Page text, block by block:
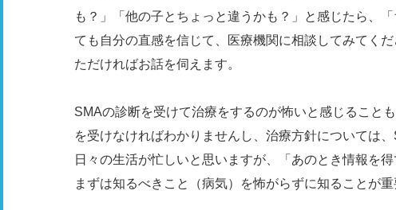
も？」「他の子とちょっと違うかも？」と感じたら、
ても自分の直感を信じて、医療機関に相談してみてく
ただければお話を伺えます。
SMAの診断を受けて治療をするのが怖いと感じること
を受けなければわかりませんし、治療方針については
日々の生活が忙しいと思いますが、「あのとき情報を
まずは知るべきこと（病気）を怖がらずに知ることが重